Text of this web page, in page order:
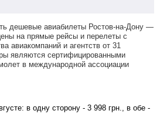
дешевые авиабилеты Ростов-на-Дону —
на прямые рейсы и перелеты с
авиакомпаний и агентств от 31
являются сертифицированными
в международной ассоциации
в одну сторону - 3 998 грн ., в обе -